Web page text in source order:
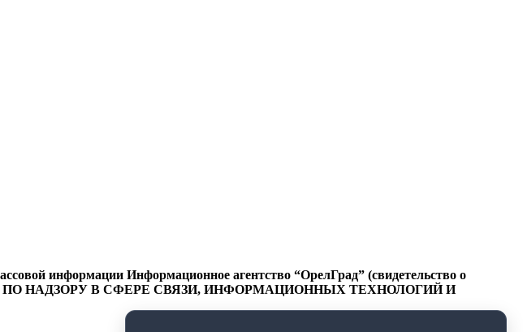
информации Информационное агентство “ОрелГрад” (свидетельство о
ПО НАДЗОРУ В СФЕРЕ СВЯЗИ, ИНФОРМАЦИОННЫХ ТЕХНОЛОГИЙ И